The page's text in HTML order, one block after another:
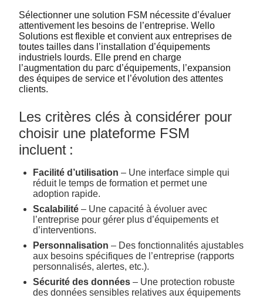
Sélectionner une solution FSM nécessite d’évaluer
attentivement les besoins de l’entreprise. Wello
Solutions est flexible et convient aux entreprises de
toutes tailles dans l’installation d’équipements
industriels lourds. Elle prend en charge
l’augmentation du parc d’équipements, l’expansion
des équipes de service et l’évolution des attentes
clients.
Les critères clés à considérer pour
choisir une plateforme FSM
incluent :
Facilité d’utilisation – Une interface simple qui
réduit le temps de formation et permet une
adoption rapide.
Scalabilité – Une capacité à évoluer avec
l’entreprise pour gérer plus d’équipements et
d’interventions.
Personnalisation – Des fonctionnalités ajustables
aux besoins spécifiques de l’entreprise (rapports
personnalisés, alertes, etc.).
Sécurité des données – Une protection robuste
des données sensibles relatives aux équipements